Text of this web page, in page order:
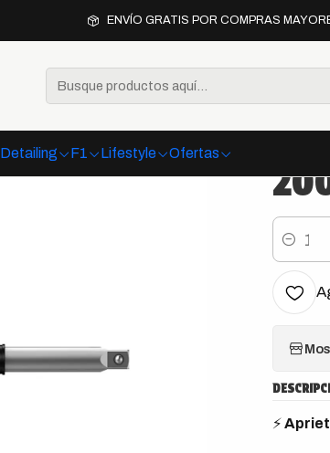
Detailing F1 Lifestyle Ofertas
ENVÍO GRATIS POR COMPRAS
Complementos Wera 8794 LB Extensión Zyklop
Cantidad
⚡